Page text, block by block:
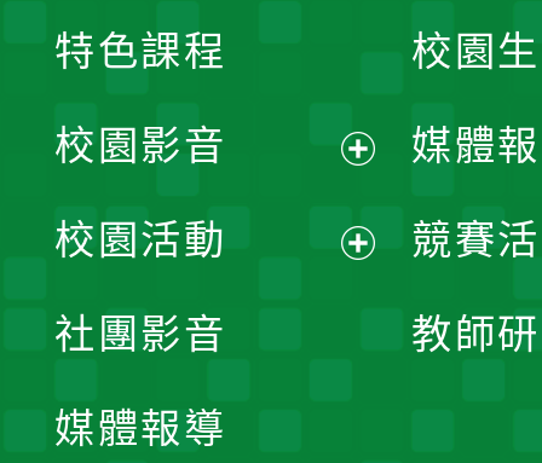
校園
媒體
競賽
教師
特色課程
校園影音
開
校園活動
社團影音
媒體報導